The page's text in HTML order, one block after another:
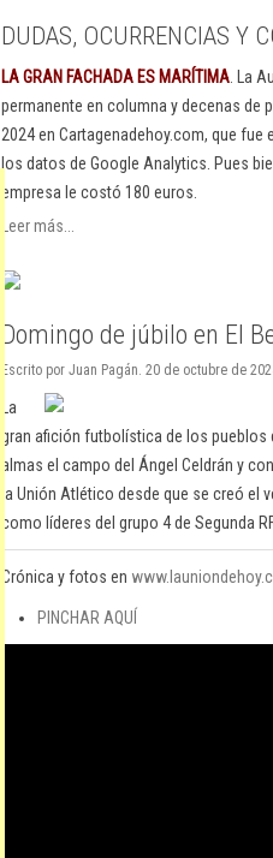
DUDAS, OCURRENCIAS Y
LA GRAN FACHADA ES MARÍTIMA . La
permanente en columna y decenas
2024 en Cartagenadehoy.com, que
los datos de Google Analytics. Pues
empresa le costó 180 euros.
Leer más...
Domingo de júbilo en El
Escrito por Juan Pagán. 20 de octubre de
La
gran afición futbolística de los
almas el campo del Ángel Celdrán y
la Unión Atlético desde que se creó el
como líderes del grupo 4 de Segunda
Crónica y fotos en
PINCHAR AQUÍ